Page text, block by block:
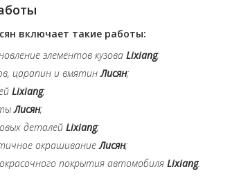
включает такие работы:
элементов кузоваLixiang;
царапин и вмятинЛисян;
Lixiang;
Лисян;
деталейLixiang;
окрашиваниеЛисян;
покрытия автомобиляLixiang.